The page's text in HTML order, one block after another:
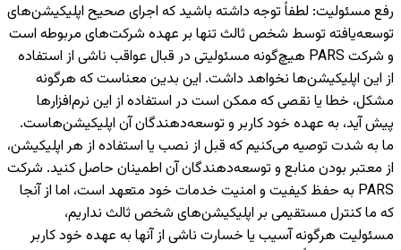
رفع مسئولیت: لطفاً توجه داشته باشید که اجرای صحیح اپلیکیشن‌های
توسعه‌یافته توسط شخص ثالث تنها بر عهده شرکت‌های مربوطه است
و شرکت PARS هیچ‌گونه مسئولیتی در قبال عواقب ناشی از استفاده
از این اپلیکیشن‌ها نخواهد داشت. این بدین معناست که هرگونه
مشکل، خطا یا نقصی که ممکن است در استفاده از این نرم‌افزارها
پیش آید، به عهده خود کاربر و توسعه‌دهندگان آن اپلیکیشن‌هاست.
ما به شدت توصیه می‌کنیم که قبل از نصب یا استفاده از هر اپلیکیشن،
از معتبر بودن منابع و توسعه‌دهندگان آن اطمینان حاصل کنید. شرکت
PARS به حفظ کیفیت و امنیت خدمات خود متعهد است، اما از آنجا
که ما کنترل مستقیمی بر اپلیکیشن‌های شخص ثالث نداریم،
مسئولیت هرگونه آسیب یا خسارت ناشی از آنها به عهده خود کاربر